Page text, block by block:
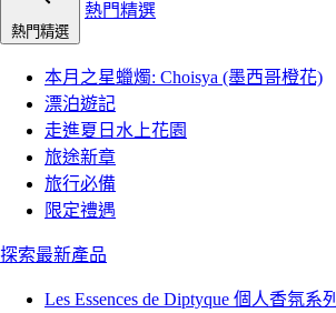
熱門精選
熱門精選
本月之星蠟燭: Choisya (墨西哥橙花)
漂泊遊記
走進夏日水上花園
旅途新章
旅行必備
限定禮遇
探索最新產品
Les Essences de Diptyque 個人香氛系列